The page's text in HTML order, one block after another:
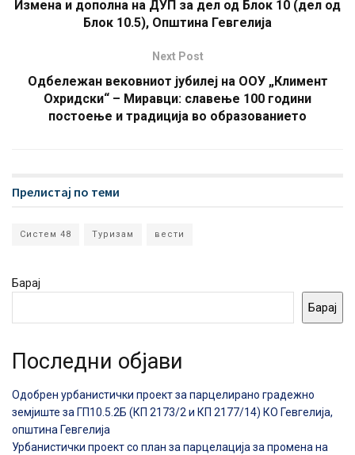
Измена и дополна на ДУП за дел од Блок 10 (дел од
Блок 10.5), Општина Гевгелија
Next Post
Одбележан вековниот јубилеј на ООУ „Климент
Охридски“ – Миравци: славење 100 години
постоење и традиција во образованието
Прелистај по теми
Систем 48 Туризам вести
Барај
Барај
Последни објави
Одобрен урбанистички проект за парцелирано градежно
земјиште за ГП10.5.2Б (КП 2173/2 и КП 2177/14) КО Гевгелија,
општина Гевгелија
Урбанистички проект со план за парцелација за промена на